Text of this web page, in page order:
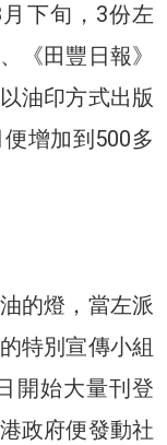
下旬，3份左
《田豐日報》
油印方式出版
增加到500多
的燈，當左派
特別宣傳小組
開始大量刊登
政府便發動社